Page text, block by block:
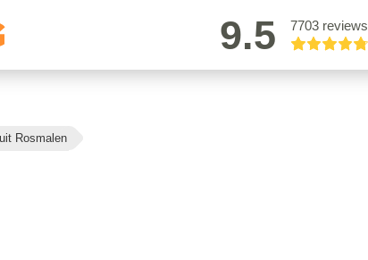
9.5 7703 reviews
Rosmalen